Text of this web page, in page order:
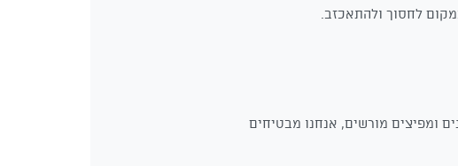
לחסוך ולהתאכזב.
ומפיצים מורשים, אנחנו מבטיחים